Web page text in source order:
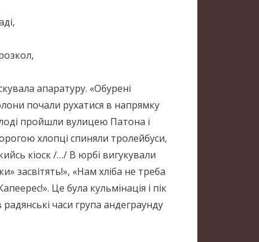
апаратуру. «Обурені
почали рухатися в напрямку
пройшли вулицею Патона і
хлопці спиняли тролейбуси,
кіоск /…/ В юрбі вигукували
засвітять!», «Нам хліба не треба
Це була кульмінація і пік
часи група андеграунду